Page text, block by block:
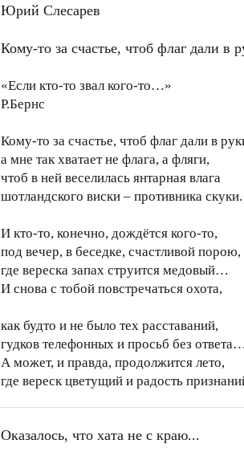
Юрий Слесарев
Кому-то за счастье, чтоб флаг дали в
«Если кто-то звал кого-то…»
Р.Бернс
Кому-то за счастье, чтоб флаг дали в
а мне так хватает не флага, а фляги,
чтоб в ней веселилась янтарная влага
шотландского виски – противника скуки.
И кто-то, конечно, дождётся кого-то,
под вечер, в беседке, счастливой порою,
где вереска запах струится медовый…
И снова с тобой повстречаться охота,
как будто и не было тех расставаний,
гудков телефонных и просьб без
А может, и правда, продолжится лето,
где вереск цветущий и радость
Оказалось, что хата не с краю...